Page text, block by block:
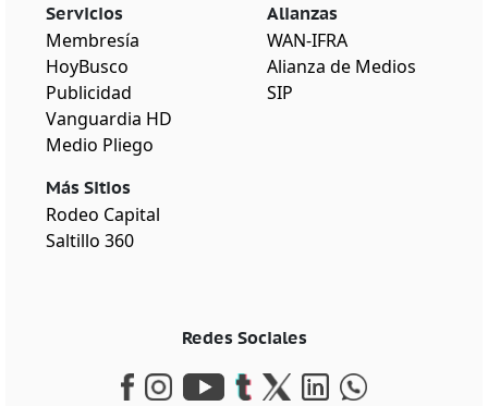
Servicios
Membresía
HoyBusco
Publicidad
Vanguardia HD
Medio Pliego
Más Sitios
Rodeo Capital
Saltillo 360
Alianzas
WAN-IFRA
Alianza de Medios
SIP
Redes Sociales